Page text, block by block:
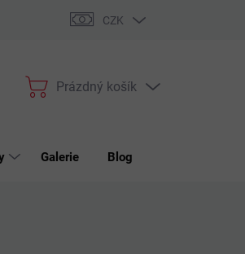
Podmínky ochrany osobních údajů
CZK
Nákupní
Prázdný košík
Galerie Blog